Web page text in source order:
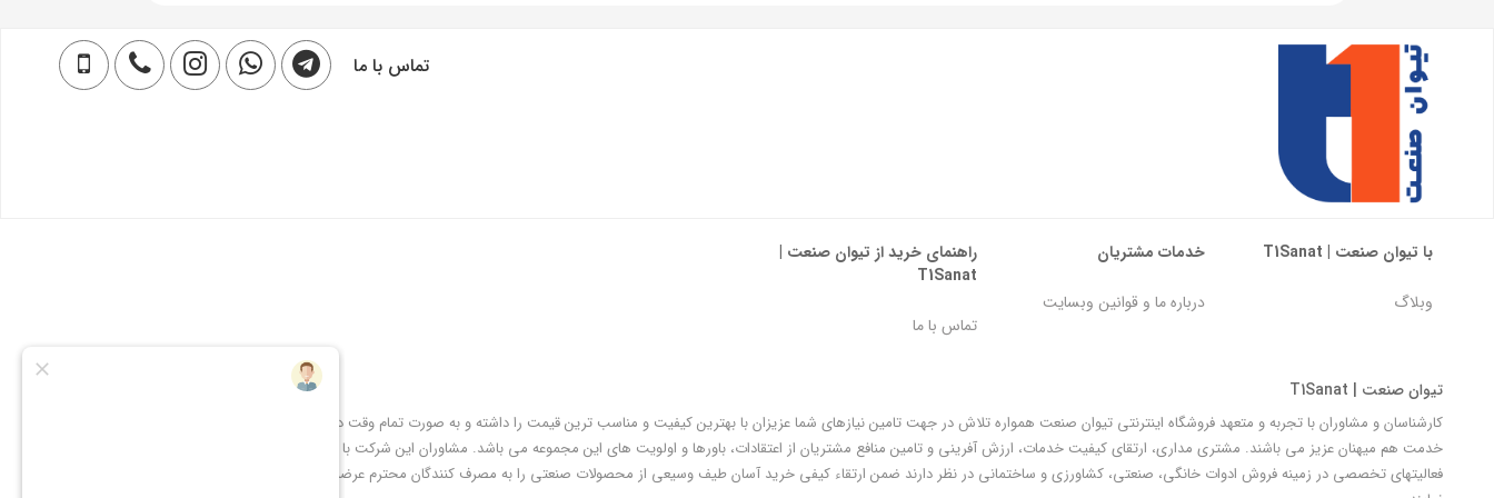
تماس با ما
با تیوان صنعت | T1Sanat
وبلاگ
خدمات مشتریان
درباره ما و قوانین وبسایت
راهنمای خرید از تیوان صنعت |
T1Sanat
تماس با ما
تیوان صنعت | T1Sanat
کارشناسان و مشاوران با تجربه و متعهد فروشگاه اینترنتی تیوان صنعت همواره تلاش در جهت تامین نیازهای شما عزیزان با بهترین کیفیت و مناسب ترین قیمت را داشته و به صورت تمام وقت در
خدمت هم میهنان عزیز می باشند. مشتری مداری، ارتقای کیفیت خدمات، ارزش آفرینی و تامین منافع مشتریان از اعتقادات، باورها و اولویت های این مجموعه می باشد. مشاوران این شرکت با
فعالیتهای تخصصی در زمینه فروش ادوات خانگی، صنعتی، کشاورزی و ساختمانی در نظر دارند ضمن ارتقاء کیفی خرید آسان طیف وسیعی از محصولات صنعتی را به مصرف کنندگان محترم عرضه